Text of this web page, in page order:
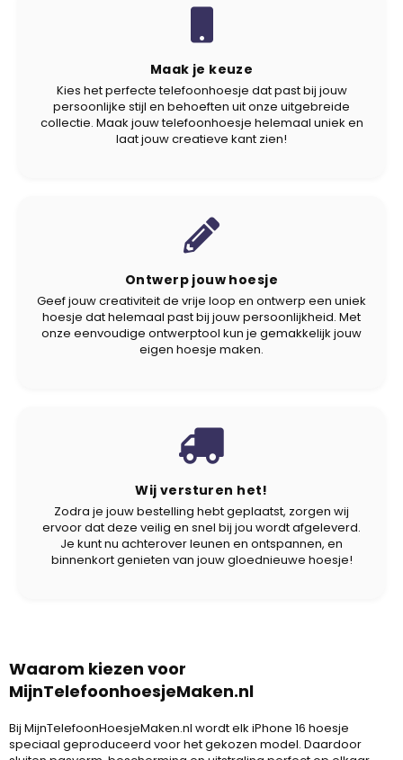
Maak je keuze
Kies het perfecte telefoonhoesje dat past bij jouw
persoonlijke stijl en behoeften uit onze uitgebreide
collectie. Maak jouw telefoonhoesje helemaal uniek en
laat jouw creatieve kant zien!
Ontwerp jouw hoesje
Geef jouw creativiteit de vrije loop en ontwerp een uniek
hoesje dat helemaal past bij jouw persoonlijkheid. Met
onze eenvoudige ontwerptool kun je gemakkelijk jouw
eigen hoesje maken.
Wij versturen het!
Zodra je jouw bestelling hebt geplaatst, zorgen wij
ervoor dat deze veilig en snel bij jou wordt afgeleverd.
Je kunt nu achterover leunen en ontspannen, en
binnenkort genieten van jouw gloednieuwe hoesje!
Waarom kiezen voor
MijnTelefoonhoesjeMaken.nl
Bij MijnTelefoonHoesjeMaken.nl wordt elk iPhone 16 hoesje
speciaal geproduceerd voor het gekozen model. Daardoor